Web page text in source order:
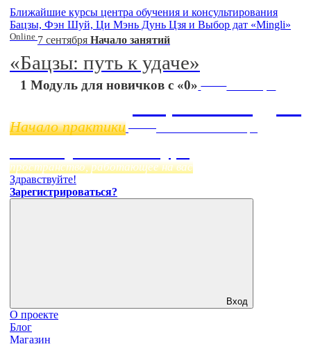
Ближайшие курсы центра обучения и консультирования
Бацзы, Фэн Шуй, Ци Мэнь Дунь Цзя и Выбор дат «Mingli»
Online 7 сентября Начало занятий
«Бацзы: путь к удаче»
1 Модуль для новичков с «0» 11 ноября
Начало практики
пространство, работающее на вас
Здравствуйте!
Зарегистрироваться?
Вход
О проекте
Блог
Магазин